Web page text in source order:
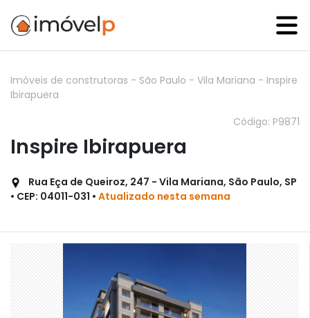
Imóveis de construtoras - São Paulo - Vila Mariana - Inspire
Ibirapuera
Código: P9871
Inspire Ibirapuera
Rua Eça de Queiroz, 247 - Vila Mariana, São Paulo, SP
• CEP: 04011-031 • Atualizado nesta semana